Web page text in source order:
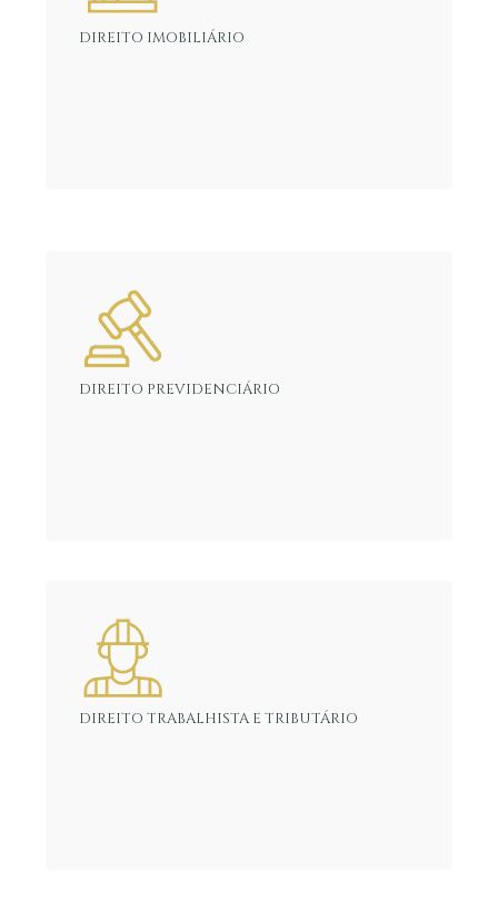
DIREITO IMOBILIÁRIO
DIREITO PREVIDENCIÁRIO
DIREITO TRABALHISTA E TRIBUTÁRIO